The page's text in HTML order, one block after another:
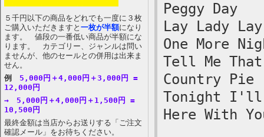
５千円以下の商品をどれでも一度に３枚
ご購入いただきますと 一枚が半額になり
ます。 値段の一番低い商品が半額にな
ります。 カテゴリー、ジャンルは問い
ませんが、他のセールとの併用は出来ま
せん。
例
5,000円＋4,000円＋3,000円 =
12,000円
→ 5,000円＋4,000円＋1,500円 =
10,500円
最終金額は当店からお送りする「ご注文
確認メール」をお待ちください。
Peggy Day
Lay Lady Lay
One More
Tell Me
Country Pie
Tonight I'll
Here With